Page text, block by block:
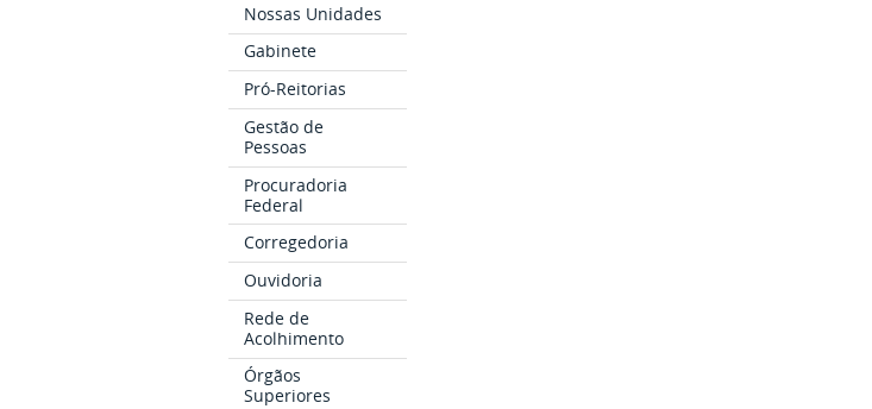
Nossas Unidades
Gabinete
Pró-Reitorias
Gestão de
Pessoas
Procuradoria
Federal
Corregedoria
Ouvidoria
Rede de
Acolhimento
Órgãos
Superiores